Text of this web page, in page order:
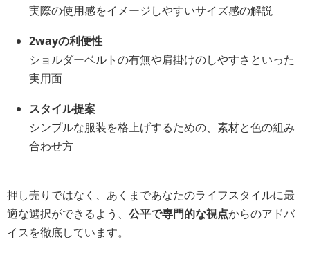
実際の使用感をイメージしやすいサイズ感の解説
2wayの利便性
ショルダーベルトの有無や肩掛けのしやすさといった
実用面
スタイル提案
シンプルな服装を格上げするための、素材と色の組み
合わせ方
押し売りではなく、あくまであなたのライフスタイルに最
適な選択ができるよう、 公平で専門的な視点からのアドバ
イスを徹底しています。